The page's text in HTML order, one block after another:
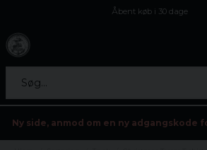
Åbent køb i 30 dage
Søg...
Ny side, anmod om en ny adgangskode